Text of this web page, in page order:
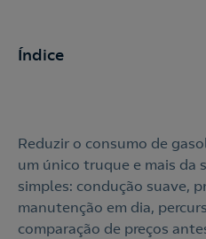
Reduzir o consumo de
um único truque e mais da
simples: condução suave,
manutenção em dia,
comparação de preços
Índice